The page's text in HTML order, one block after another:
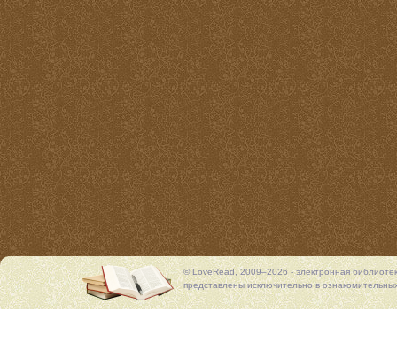
© LoveRead, 2009–2026 - электронная
представлены исключительно в